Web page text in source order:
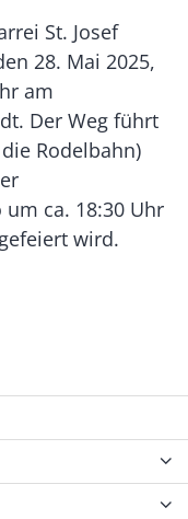
St. Josef
28. Mai 2025,
am
Der Weg führt
Rodelbahn)
ca. 18:30 Uhr
wird.